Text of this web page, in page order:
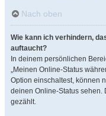
Nach oben
Wie kann ich verhindern,
auftaucht?
In deinem persönlichen
„Meinen Online-Status
Option einschaltest, können
deinen Online-Status sehen.
gezählt.